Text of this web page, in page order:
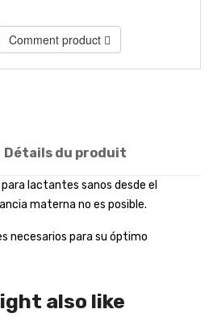
Comment product
Détails du produit
lactantes sanos desde el
materna no es posible.
necesarios para su óptimo
also like